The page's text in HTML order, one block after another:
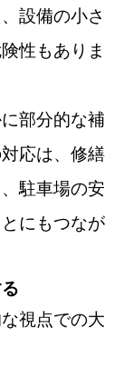
設備の小さ
性もありま
部分的な補
応は、修繕
駐車場の安
にもつなが
視点での大